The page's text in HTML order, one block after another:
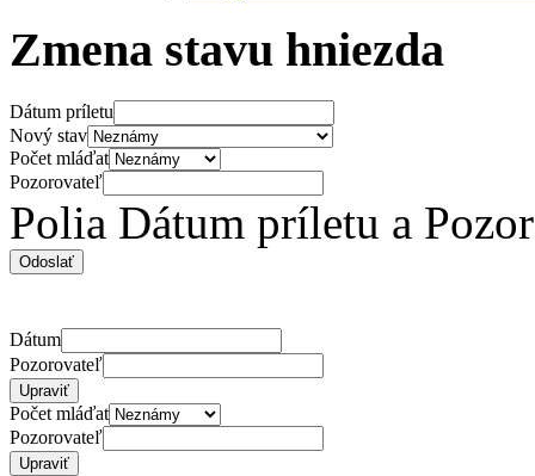
Zmena stavu hniezda
Dátum príletu
Nový stav
Počet mláďat
Pozorovateľ
Polia Dátum príletu a
Dátum
Pozorovateľ
Počet mláďat
Pozorovateľ